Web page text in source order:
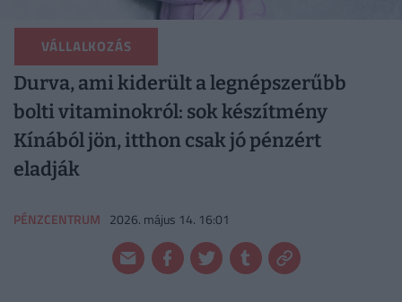
VÁLLALKOZÁS
Durva, ami kiderült a legnépszerűbb
bolti vitaminokról: sok készítmény
Kínából jön, itthon csak jó pénzért
eladják
PÉNZCENTRUM 2026. május 14. 16:01